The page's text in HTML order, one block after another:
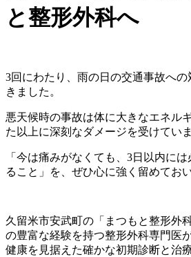
と整形外科へ
3回にわたり、雨の日の交通事故へ
きました。
悪天候時の事故は体に大きなエネル
た以上に深刻なダメージを受けていま
「今は痛みがなくても、3日以内に
ること」を、ぜひ心に強く留めてお
久留米市安武町の「まつもと整形外
の豊富な経験を持つ整形外科専門医
健康を見据えた確かな初期診断と治